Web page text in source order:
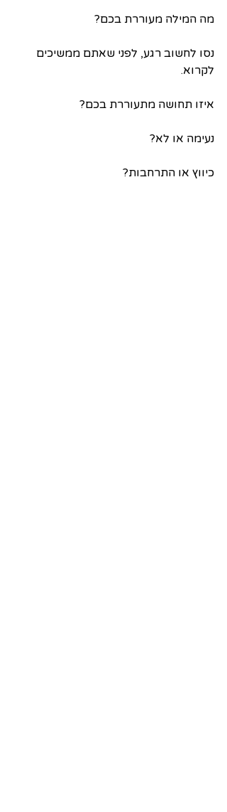
מה המילה מעוררת בכם?
נסו לחשוב רגע, לפני שאתם ממשיכים
לקרוא.
איזו תחושה מתעוררת בכם?
נעימה או לא?
כיווץ או התרחבות?